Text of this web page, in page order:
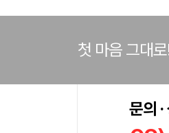
첫 마음 그대
문의